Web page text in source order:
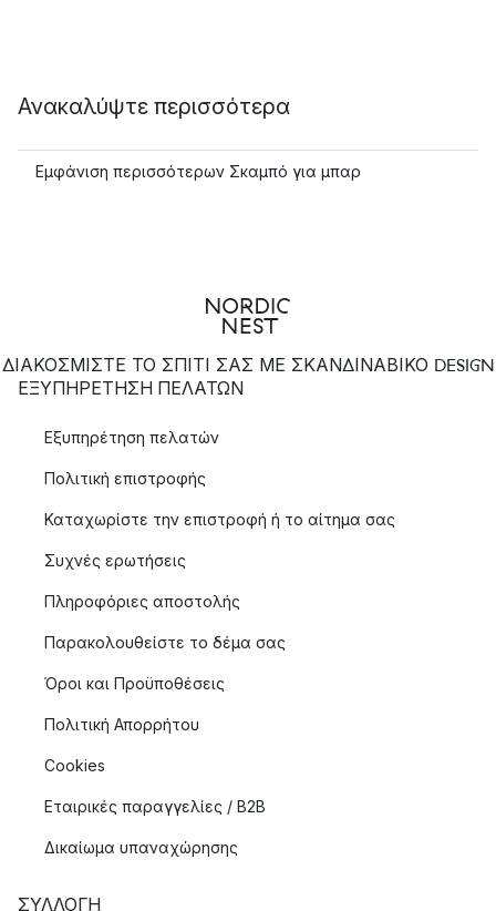
Ανακαλύψτε περισσότερα
Εμφάνιση περισσότερων Σκαμπό για μπαρ
ΔΙΑΚΟΣΜΙΣΤΕ ΤΟ ΣΠΙΤΙ ΣΑΣ ΜΕ ΣΚΑΝΔΙΝΑΒΙΚΟ DESIGN
ΕΞΥΠΗΡΈΤΗΣΗ ΠΕΛΑΤΏΝ
Εξυπηρέτηση πελατών
Πολιτική επιστροφής
Καταχωρίστε την επιστροφή ή το αίτημα σας
Συχνές ερωτήσεις
Πληροφόριες αποστολής
Παρακολουθείστε το δέμα σας
Όροι και Προϋποθέσεις
Πολιτική Απορρήτου
Cookies
Εταιρικές παραγγελίες / B2B
Δικαίωμα υπαναχώρησης
ΣΥΛΛΟΓΉ